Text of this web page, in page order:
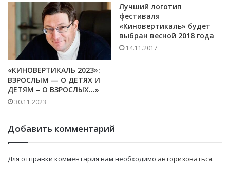
«КИНОВЕРТИКАЛЬ 2023»:
ВЗРОСЛЫМ — О ДЕТЯХ И
ДЕТЯМ – О ВЗРОСЛЫХ…»
30.11.2023
Лучший логотип
фестиваля
«Киновертикаль» будет
выбран весной 2018 года
14.11.2017
Добавить комментарий
Для отправки комментария вам необходимо авторизоваться.